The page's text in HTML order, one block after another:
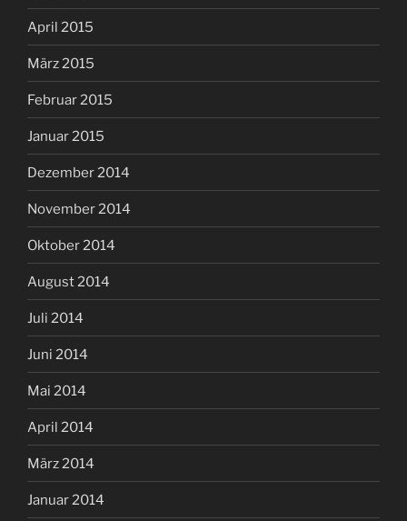
April 2015
März 2015
Februar 2015
Januar 2015
Dezember 2014
November 2014
Oktober 2014
August 2014
Juli 2014
Juni 2014
Mai 2014
April 2014
März 2014
Januar 2014